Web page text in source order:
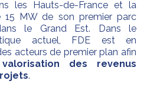
les Hauts-de-France et la
15 MW de son premier parc
le Grand Est. Dans le
actuel, FDE est en
acteurs de premier plan afin
des revenus
.